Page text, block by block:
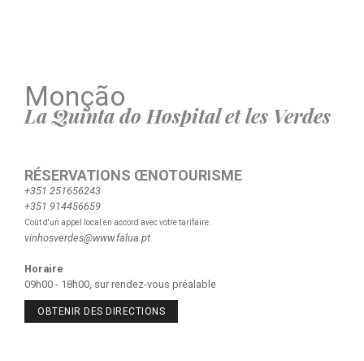
Monção
La Quinta do Hospital et les Verdes
RÉSERVATIONS ŒNOTOURISME
+351 251656243
+351 914456659
Coût d'un appel local en accord avec votre tarifaire.
vinhosverdes@www.falua.pt
Horaire
09h00 - 18h00, sur rendez-vous préalable
OBTENIR DES DIRECTIONS